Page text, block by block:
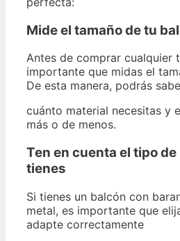
Mide el tamaño de tu
Antes de comprar cualquier
importante que midas el
De esta manera, podrás
cuánto material necesitas y
más o de menos.
Ten en cuenta el tipo
tienes
Si tienes un balcón con
metal, es importante que
adapte correctamente